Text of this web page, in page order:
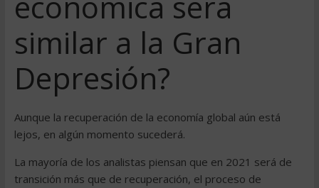
similar a la Gran
Depresión?
Aunque la recuperación de la economía global aún está
lejos, en algún momento sucederá.
La mayoría de los analistas piensan que en 2021 será de
transición más que de recuperación, el proceso de